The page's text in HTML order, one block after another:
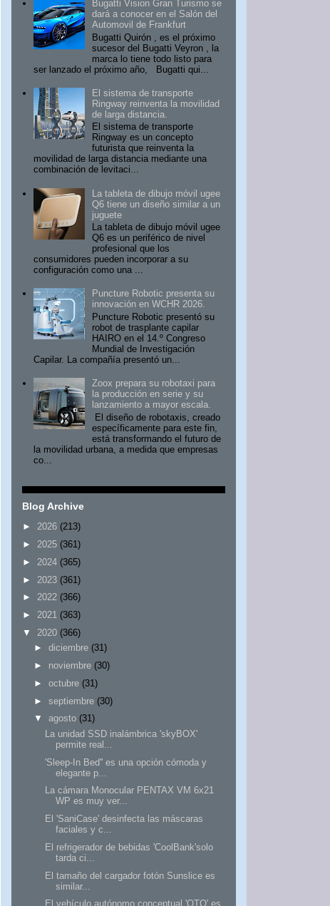
Bugatti Vision Gran Turismo se
dará a conocer en el Salón del
Automovil de Frankfurt
Bugatti Quirón , es el próximo
sucesor del Bugatti Veyron , la
marca lo tiene todo listo para
ser lanzado el próximo año, Bugatti qui...
El sistema de transporte
Ringway reinventa la movilidad
de larga distancia.
El sistema de transporte
Ringway es un concepto
futurista que reinventa la
movilidad de larga distancia mediante una
combinación de levitaci...
La tableta de dibujo móvil ugee
Q6 tiene un diseño similar a un
juguete
La tableta de dibujo móvil ugee
Q6 es un periférico de nivel
profesional que los
consumidores pueden incorporar a su
configuración como una ...
Puncture Robotic presenta su
innovación en WCHR 2026.
Puncture Robotic presentó su
robot de trasplante capilar
HAIRO en el 14.º Congreso
Mundial de Investigación
Capilar. La compañía presentó un...
Zoox prepara su robotaxi para
la producción en serie y su
lanzamiento a mayor escala.
El diseño de robotaxis, creado
específicamente para este fin,
está transformando el futuro de
la movilidad urbana, a medida que empresas
co...
Blog Archive
► 2026 (213)
► 2025 (361)
► 2024 (365)
► 2023 (361)
► 2022 (366)
► 2021 (363)
▼
2020 (366)
► diciembre (31)
► noviembre (30)
► octubre (31)
► septiembre (30)
▼
agosto (31)
La unidad SSD inalámbrica 'skyBOX'
permite real...
'Sleep-In Bed'' es una opción cómoda y
elegante p...
La cámara Monocular PENTAX VM 6x21
WP es muy ver...
El 'SaniCase' desinfecta las máscaras
faciales y c...
El refrigerador de bebidas 'CoolBank'solo
tarda ci...
El tamaño del cargador fotón Sunslice es
similar...
El vehículo autónomo conceptual 'OTO' es